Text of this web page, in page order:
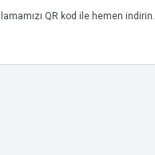
QR kod ile hemen indirin.